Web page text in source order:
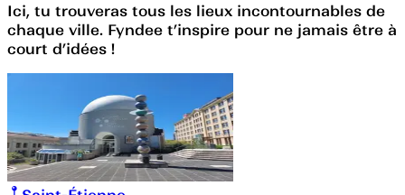
Ici, tu trouveras tous les lieux incontournables de
chaque ville. Fyndee t’inspire pour ne jamais être à
court d’idées !